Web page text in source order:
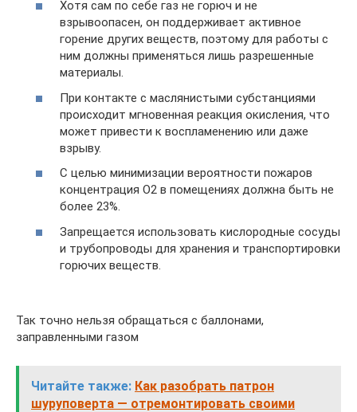
Хотя сам по себе газ не горюч и не
взрывоопасен, он поддерживает активное
горение других веществ, поэтому для работы с
ним должны применяться лишь разрешенные
материалы.
При контакте с маслянистыми субстанциями
происходит мгновенная реакция окисления, что
может привести к воспламенению или даже
взрыву.
С целью минимизации вероятности пожаров
концентрация O2 в помещениях должна быть не
более 23%.
Запрещается использовать кислородные сосуды
и трубопроводы для хранения и транспортировки
горючих веществ.
Так точно нельзя обращаться с баллонами,
заправленными газом
Читайте также: Как разобрать патрон
шуруповерта — отремонтировать своими